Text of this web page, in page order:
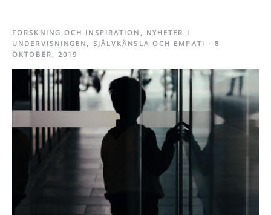
FORSKNING OCH INSPIRATION , NYHETER I
UNDERVISNINGEN , SJÄLVKÄNSLA OCH EMPATI -8
OKTOBER, 2019